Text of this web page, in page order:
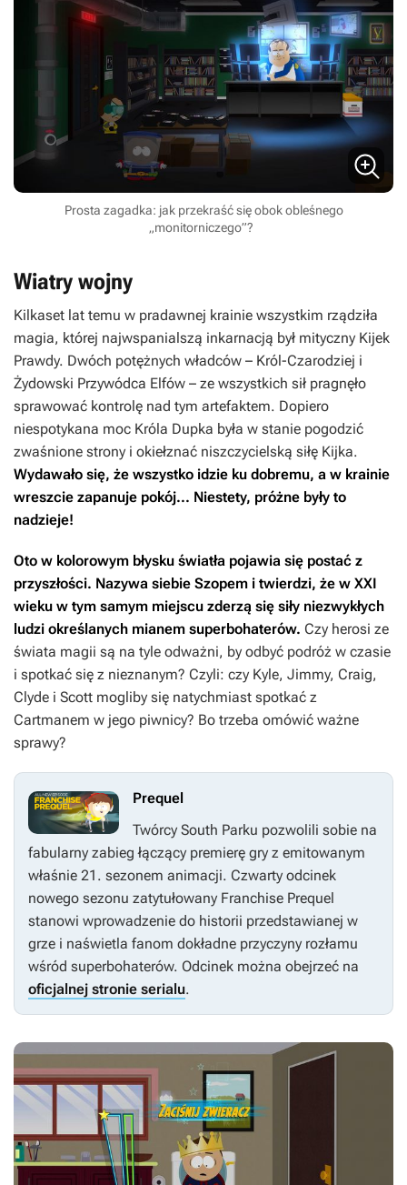
Prosta zagadka: jak przekraść się obok obleśnego
„monitorniczego”?
Wiatry wojny
Kilkaset lat temu w pradawnej krainie wszystkim rządziła
magia, której najwspanialszą inkarnacją był mityczny Kijek
Prawdy. Dwóch potężnych władców – Król-Czarodziej i
Żydowski Przywódca Elfów – ze wszystkich sił pragnęło
sprawować kontrolę nad tym artefaktem. Dopiero
niespotykana moc Króla Dupka była w stanie pogodzić
zwaśnione strony i okiełznać niszczycielską siłę Kijka.
Wydawało się, że wszystko idzie ku dobremu, a w krainie
wreszcie zapanuje pokój... Niestety, próżne były to
nadzieje!
Oto w kolorowym błysku światła pojawia się postać z
przyszłości. Nazywa siebie Szopem i twierdzi, że w XXI
wieku w tym samym miejscu zderzą się siły niezwykłych
ludzi określanych mianem superbohaterów. Czy herosi ze
świata magii są na tyle odważni, by odbyć podróż w czasie
i spotkać się z nieznanym? Czyli: czy Kyle, Jimmy, Craig,
Clyde i Scott mogliby się natychmiast spotkać z
Cartmanem w jego piwnicy? Bo trzeba omówić ważne
sprawy?
Prequel
Twórcy South Parku pozwolili sobie na
fabularny zabieg łączący premierę gry z emitowanym
właśnie 21. sezonem animacji. Czwarty odcinek
nowego sezonu zatytułowany Franchise Prequel
stanowi wprowadzenie do historii przedstawianej w
grze i naświetla fanom dokładne przyczyny rozłamu
wśród superbohaterów. Odcinek można obejrzeć na
oficjalnej stronie serialu.